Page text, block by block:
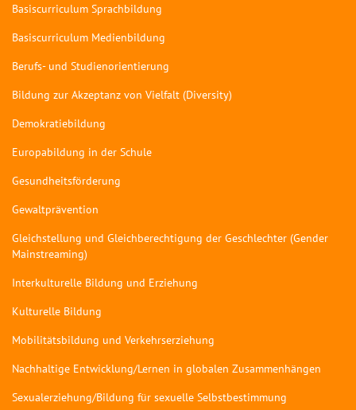
Basiscurriculum Sprachbildung
Basiscurriculum Medienbildung
Berufs- und Studienorientierung
Bildung zur Akzeptanz von Vielfalt (Diversity)
Demokratiebildung
Europabildung in der Schule
Gesundheitsförderung
Gewaltprävention
Gleichstellung und Gleichberechtigung der Geschlechter (Gender
Mainstreaming)
Interkulturelle Bildung und Erziehung
Kulturelle Bildung
Mobilitätsbildung und Verkehrserziehung
Nachhaltige Entwicklung/Lernen in globalen Zusammenhängen
Sexualerziehung/Bildung für sexuelle Selbstbestimmung